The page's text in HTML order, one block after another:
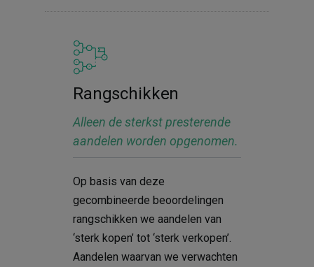
Rangschikken
Alleen de sterkst presterende
aandelen worden opgenomen.
Op basis van deze
gecombineerde beoordelingen
rangschikken we aandelen van
‘sterk kopen’ tot ‘sterk verkopen’.
Aandelen waarvan we verwachten